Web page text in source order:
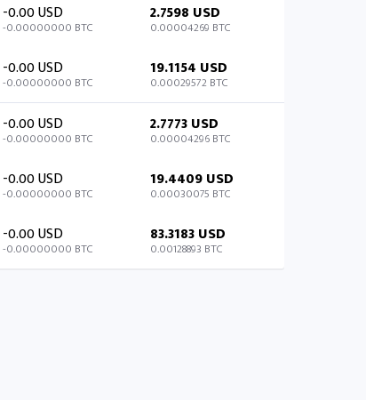
-0.00 USD
-0.00000000 BTC
2.7598 USD
0.00004269 BTC
-0.00 USD
-0.00000000 BTC
19.1154 USD
0.00029572 BTC
-0.00 USD
-0.00000000 BTC
2.7773 USD
0.00004296 BTC
-0.00 USD
-0.00000000 BTC
19.4409 USD
0.00030075 BTC
-0.00 USD
-0.00000000 BTC
83.3183 USD
0.00128893 BTC